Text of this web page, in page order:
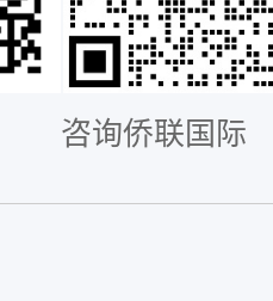
咨询侨联国际